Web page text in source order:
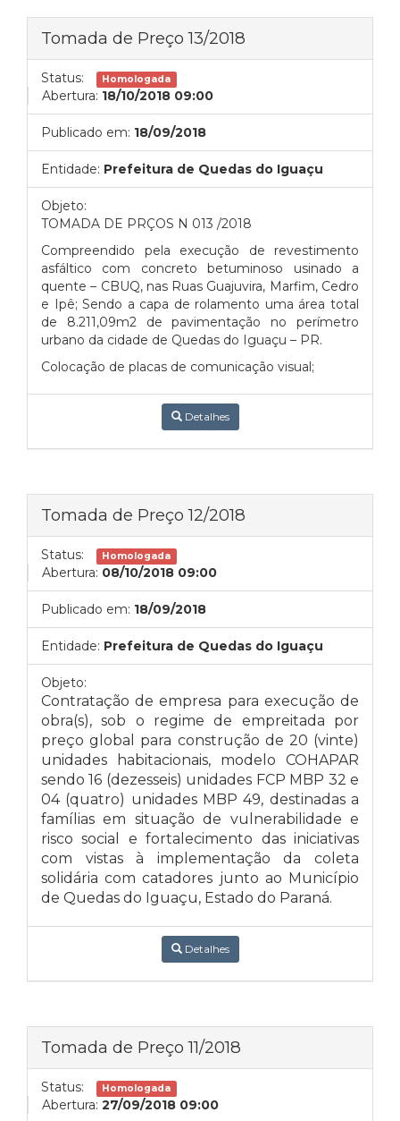
Tomada de Preço 13/2018
Status: Homologada
Abertura: 18/10/2018 09:00
Publicado em: 18/09/2018
Entidade: Prefeitura de Quedas do Iguaçu
Objeto:
TOMADA DE PRÇOS N 013 /2018
Compreendido pela execução de revestimento
asfáltico com concreto betuminoso usinado a
quente – CBUQ, nas Ruas Guajuvira, Marfim, Cedro
e Ipê; Sendo a capa de rolamento uma área total
de 8.211,09m2 de pavimentação no perímetro
urbano da cidade de Quedas do Iguaçu – PR.
Colocação de placas de comunicação visual;
Detalhes
Tomada de Preço 12/2018
Status: Homologada
Abertura: 08/10/2018 09:00
Publicado em: 18/09/2018
Entidade: Prefeitura de Quedas do Iguaçu
Objeto:
Contratação de empresa para execução de
obra(s), sob o regime de empreitada por
preço global para construção de 20 (vinte)
unidades habitacionais, modelo COHAPAR
sendo 16 (dezesseis) unidades FCP MBP 32 e
04 (quatro) unidades MBP 49, destinadas a
famílias em situação de vulnerabilidade e
risco social e fortalecimento das iniciativas
com vistas à implementação da coleta
solidária com catadores junto ao Município
de Quedas do Iguaçu, Estado do Paraná.
Detalhes
Tomada de Preço 11/2018
Status: Homologada
Abertura: 27/09/2018 09:00